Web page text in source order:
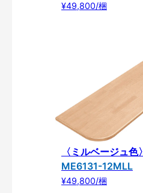
¥49,800/梱
〈ミルベージュ色〉
ME6131-12MLL
¥49,800/梱